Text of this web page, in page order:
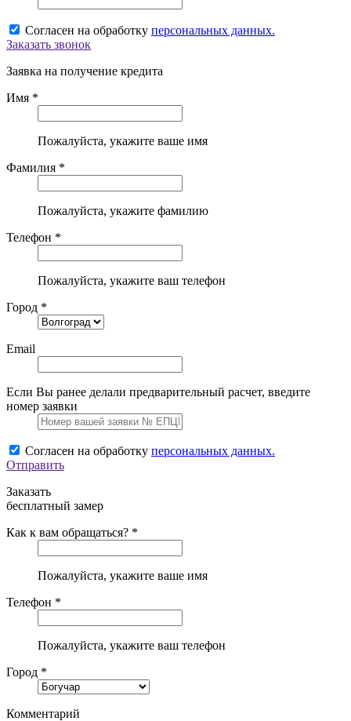
Согласен на обработку персональных данных.
Заказать звонок
Заявка на получение кредита
Имя *
Пожалуйста, укажите ваше имя
Фамилия *
Пожалуйста, укажите фамилию
Телефон *
Пожалуйста, укажите ваш телефон
Город *
Email
Если Вы ранее делали предварительный расчет, введите
номер заявки
Согласен на обработку персональных данных.
Отправить
Заказать
бесплатный замер
Как к вам обращаться? *
Пожалуйста, укажите ваше имя
Телефон *
Пожалуйста, укажите ваш телефон
Город *
Комментарий